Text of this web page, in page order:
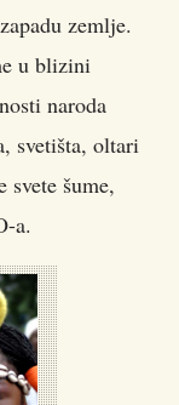
zemlje.
u blizini
naroda
svetišta, oltari
šume,
a.